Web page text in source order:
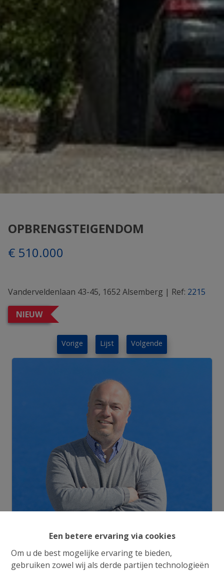
Een betere ervaring via cookies
Om u de best mogelijke ervaring te bieden,
gebruiken zowel wij als derde partijen technologieën
OPBRENGSTEIGENDOM
€ 510.000
Vanderveldenlaan 43-45, 1652 Alsemberg | Ref: 2215
NIEUW
Vorige Lijst Volgende
Info aanvragen